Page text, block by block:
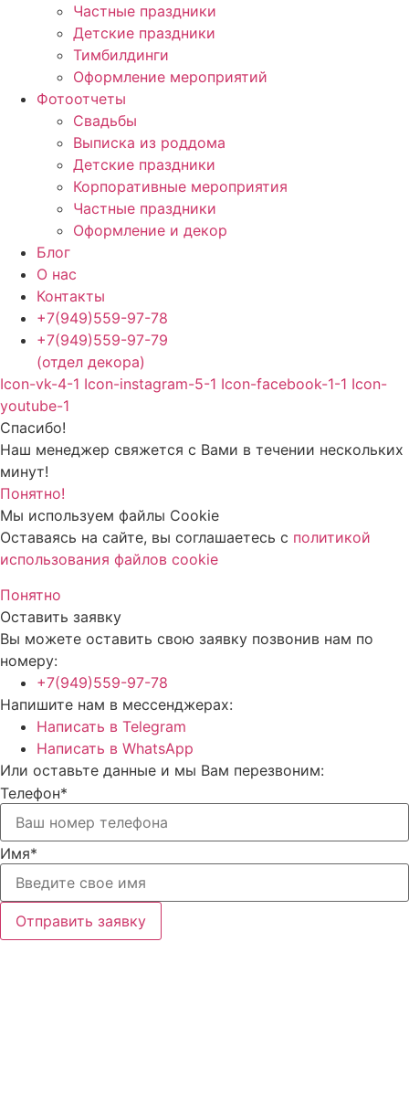
Частные праздники
Детские праздники
Тимбилдинги
Оформление мероприятий
Фотоотчеты
Cвадьбы
Выписка из роддома
Детские праздники
Корпоративные мероприятия
Частные праздники
Оформление и декор
Блог
О нас
Контакты
+7(949)559-97-78
+7(949)559-97-79
(отдел декора)
Icon-vk-4-1 Icon-instagram-5-1 Icon-facebook-1-1 Icon-
youtube-1
Спасибо!
Наш менеджер свяжется с Вами в течении нескольких
минут!
Понятно!
Мы используем файлы Cookie
Оставаясь на сайте, вы соглашаетесь c политикой
использования файлов cookie
Понятно
Оставить заявку
Вы можете оставить свою заявку позвонив нам по
номеру:
+7(949)559-97-78
Напишите нам в мессенджерах:
Написать в Telegram
Написать в WhatsApp
Или оставьте данные и мы Вам перезвоним:
Телефон*
Имя*
Отправить заявку